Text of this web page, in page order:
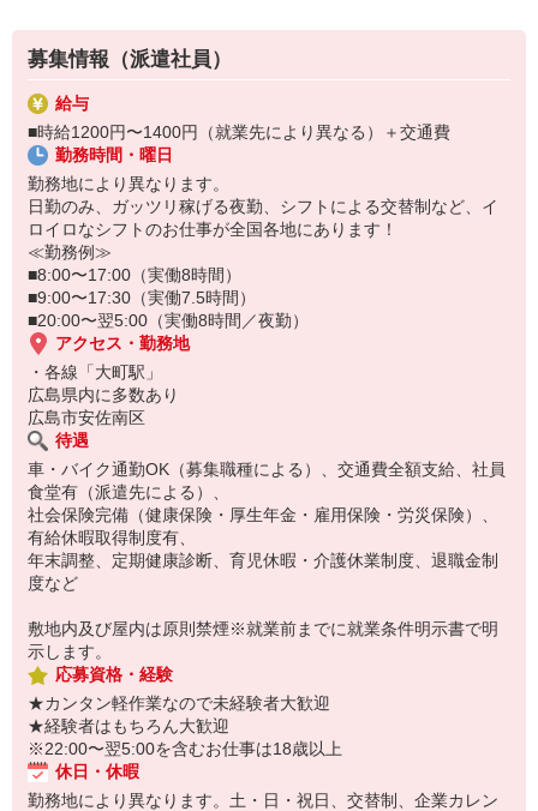
※原則月払いでの給与支払です。
＜あんしん資格取得制度＞
就業中の方にはフォークリフト・クレーン・玉掛け・溶接の資格
取得を全力サポート！講習料・受験料を全額当社負担します。
募集情報（派遣社員）
給与
■時給1200円〜1400円（就業先により異なる）＋交通費
勤務時間・曜日
勤務地により異なります。
日勤のみ、ガッツリ稼げる夜勤、シフトによる交替制など、イ
ロイロなシフトのお仕事が全国各地にあります！
≪勤務例≫
■8:00〜17:00（実働8時間）
■9:00〜17:30（実働7.5時間）
■20:00〜翌5:00（実働8時間／夜勤）
アクセス・勤務地
・各線「大町駅」
広島県内に多数あり
広島市安佐南区
待遇
車・バイク通勤OK（募集職種による）、交通費全額支給、社員
食堂有（派遣先による）、
社会保険完備（健康保険・厚生年金・雇用保険・労災保険）、
有給休暇取得制度有、
年末調整、定期健康診断、育児休暇・介護休業制度、退職金制
度など
敷地内及び屋内は原則禁煙※就業前までに就業条件明示書で明
示します。
応募資格・経験
★カンタン軽作業なので未経験者大歓迎
★経験者はもちろん大歓迎
※22:00〜翌5:00を含むお仕事は18歳以上
休日・休暇
勤務地により異なります。土・日・祝日、交替制、企業カレン